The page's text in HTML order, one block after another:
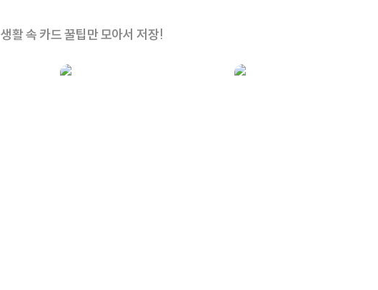
생활 속 카드 꿀팁만 모아서 저장!